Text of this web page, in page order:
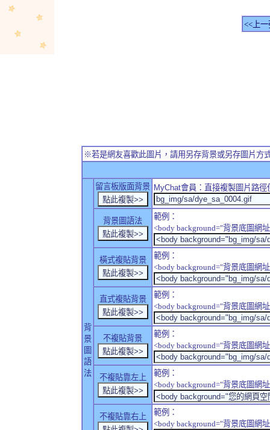
<<上一
※若是網友喜歡此圖片，請用另存背景或另存圖片方
背
景
圖
語
法
留言板版面背景 MyChat會員：直接複製圖片路
背景圖語法
範例：
<body background="背景底圖網
橫式複貼背景
範例：
<body background="背景底圖網
直式複貼背景
範例：
<body background="背景底圖網
不複貼背景
範例：
<body background="背景底圖網
不複貼靠左上
範例：
<body background="背景底圖網
不複貼靠右上
範例：
<body background="背景底圖網